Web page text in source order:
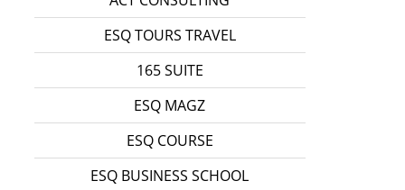
ESQ TOURS TRAVEL
165 SUITE
ESQ MAGZ
ESQ COURSE
ESQ BUSINESS SCHOOL